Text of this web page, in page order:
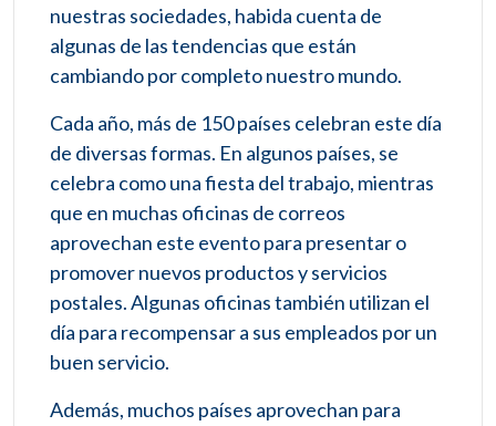
nuestras sociedades, habida cuenta de
algunas de las tendencias que están
cambiando por completo nuestro mundo.
Cada año, más de 150 países celebran este día
de diversas formas. En algunos países, se
celebra como una fiesta del trabajo, mientras
que en muchas oficinas de correos
aprovechan este evento para presentar o
promover nuevos productos y servicios
postales. Algunas oficinas también utilizan el
día para recompensar a sus empleados por un
buen servicio.
Además, muchos países aprovechan para